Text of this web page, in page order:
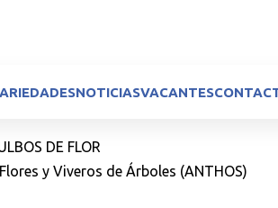
NOTICIASVACANTES
DE FLOR
y Viveros de Árboles (ANTHOS)